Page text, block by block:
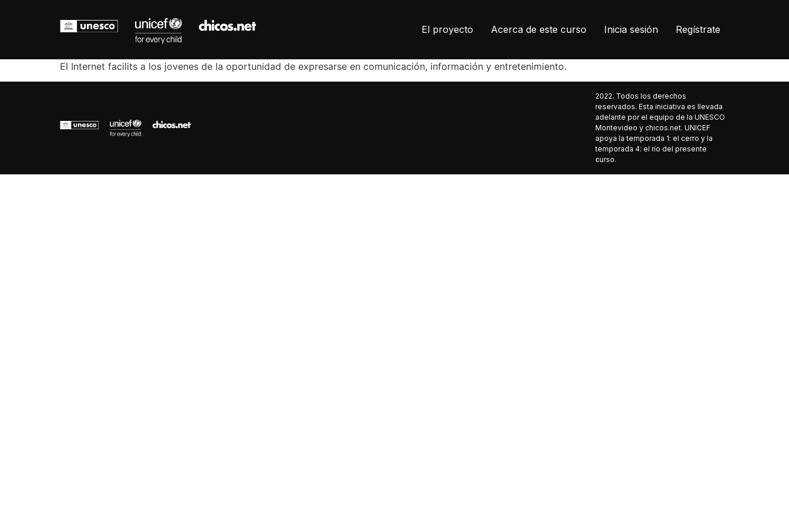
El proyecto Acerca de este curso Inicia sesión Regístrate
El Internet facilits a los jovenes de la oportunidad de expresarse en comunicación, información y entretenimiento.
2022. Todos los derechos
reservados. Esta iniciativa es llevada
adelante por el equipo de la UNESCO
Montevideo y chicos.net. UNICEF
apoya la temporada 1: el cerro y la
temporada 4: el río del presente
curso.